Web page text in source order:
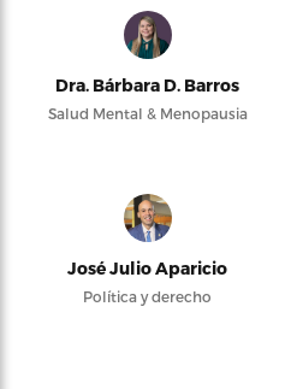
Dra. Bárbara D. Barros
Salud Mental & Menopausia
José Julio Aparicio
Política y derecho